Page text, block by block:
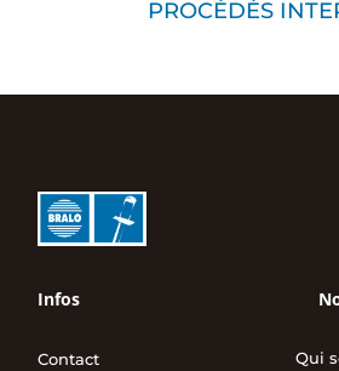
PROCÉDÉS
Infos
Contact
Qui